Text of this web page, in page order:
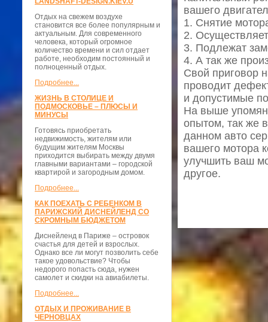
Отдых на свежем воздухе
становится все более популярным и
актуальным. Для современного
человека, который огромное
количество времени и сил отдает
работе, необходим постоянный и
полноценный отдых.
Подробнее...
ЖИЗНЬ В СТОЛИЦЕ И
ПОДМОСКОВЬЕ – ПЛЮСЫ И
МИНУСЫ
Готовясь приобретать
недвижимость, жителям или
будущим жителям Москвы
приходится выбирать между двумя
главными вариантами – городской
квартирой и загородным домом.
Подробнее...
КАК ПОЕХАТЬ С РЕБЕНКОМ В
ПАРИЖСКИЙ ДИСНЕЙЛЕНД СО
СКРОМНЫМ БЮДЖЕТОМ
Диснейленд в Париже – островок
счастья для детей и взрослых.
Однако все ли могут позволить себе
такое удовольствие? Чтобы
недорого попасть сюда, нужен
самолет и скидки на авиабилеты.
Подробнее...
ОТДЫХ И ПРОЖИВАНИЕ В
ЧЕРНОВЦАХ
вашего
1. Снятие
2.
3. Подлежат
4. А так же
Свой приговор
проводит
и допустимые
На выше
опытом, так же
данном авто
вашего мотора
улучшить ваш
другое.